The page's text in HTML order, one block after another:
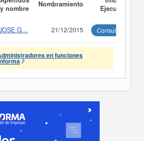
y nombre
Nombramiento
Ejecutivo
G... 21/12/2015 Consultar
en funciones